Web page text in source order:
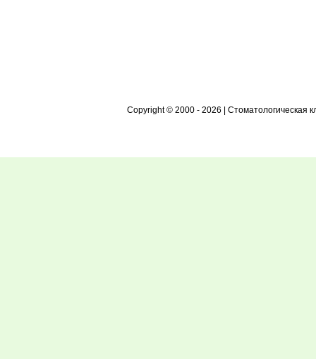
Copyright © 2000 - 2026 | Стоматологическая